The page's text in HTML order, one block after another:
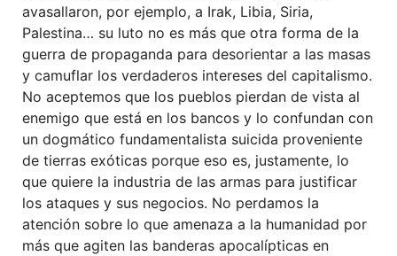
avasallaron, por ejemplo, a Irak, Libia, Siria,
Palestina… su luto no es más que otra forma de la
guerra de propaganda para desorientar a las masas
y camuflar los verdaderos intereses del capitalismo.
No aceptemos que los pueblos pierdan de vista al
enemigo que está en los bancos y lo confundan con
un dogmático fundamentalista suicida proveniente
de tierras exóticas porque eso es, justamente, lo
que quiere la industria de las armas para justificar
los ataques y sus negocios. No perdamos la
atención sobre lo que amenaza a la humanidad por
más que agiten las banderas apocalípticas en